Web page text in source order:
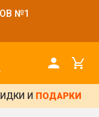
№1
И ПОДАРКИ